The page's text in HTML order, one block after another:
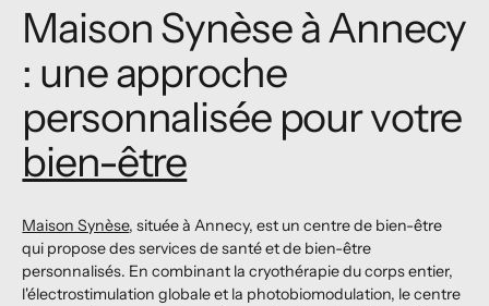
Maison Synèse à Annecy
: une approche
personnalisée pour votre
bien-être
Maison Synèse, située à Annecy, est un centre de bien-être
qui propose des services de santé et de bien-être
personnalisés. En combinant la cryothérapie du corps entier,
l'électrostimulation globale et la photobiomodulation, le centre